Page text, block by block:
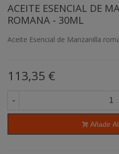
ACEITE ESENCIAL DE
ROMANA - 30ML
Aceite Esencial de Manzanilla
113,35 €
-
Añadir